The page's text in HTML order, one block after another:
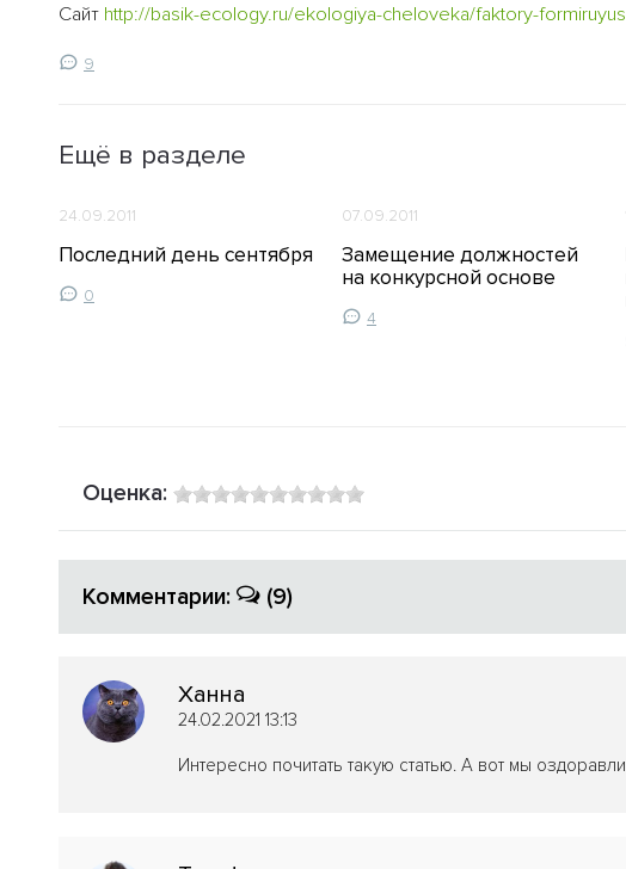
Сайт http://basik-ecology.ru/ekologiya-cheloveka/faktory-
9
Ещё в разделе
24.09.2011
Последний день сентября
0
07.09.2011
Замещение должностей
на конкурсной основе
4
Оценка:
Комментарии: (9)
Ханна
24.02.2021 13:13
Интересно почитать такую статью. А вот мы